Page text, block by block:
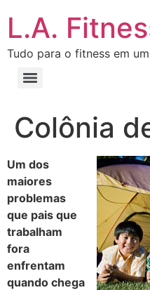
L.A.
Tudo para o fitness em
Colônia
Um dos
maiores
problemas
que pais que
trabalham
fora
enfrentam
quando chega